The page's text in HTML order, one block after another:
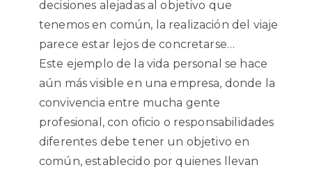
decisiones alejadas al objetivo que
tenemos en común, la realización del viaje
parece estar lejos de concretarse…
Este ejemplo de la vida personal se hace
aún más visible en una empresa, donde la
convivencia entre mucha gente
profesional, con oficio o responsabilidades
diferentes debe tener un objetivo en
común, establecido por quienes llevan